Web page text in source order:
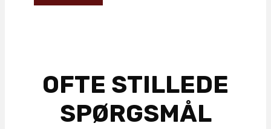
OFTE STILLEDE
SPØRGSMÅL